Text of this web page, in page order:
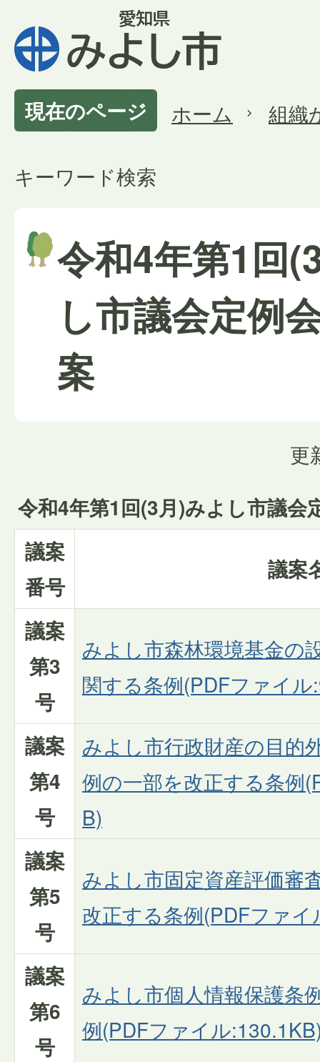
現在のページ ホーム 組織
キーワード検索
令和4年第1回
し市議会定例
案
更
令和4年第1回(3月)みよし市議会
議案
番号
議案
議案
第3
号
みよし市森林環境基金の
関する条例(PDFファイ
議案
第4
号
みよし市行政財産の目的
例の一部を改正する条例
B)
議案
第5
号
みよし市固定資産評価審
改正する条例(PDFファ
議案
第6
号
みよし市個人情報保護条
例(PDFファイル